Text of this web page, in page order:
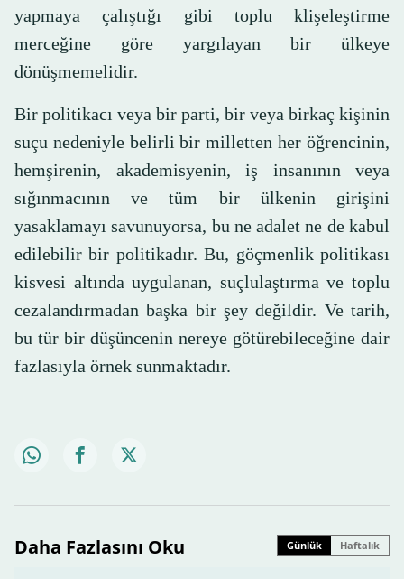
yapmaya çalıştığı gibi toplu klişeleştirme
merceğine göre yargılayan bir ülkeye
dönüşmemelidir.
Bir politikacı veya bir parti, bir veya birkaç kişinin
suçu nedeniyle belirli bir milletten her öğrencinin,
hemşirenin, akademisyenin, iş insanının veya
sığınmacının ve tüm bir ülkenin girişini
yasaklamayı savunuyorsa, bu ne adalet ne de kabul
edilebilir bir politikadır. Bu, göçmenlik politikası
kisvesi altında uygulanan, suçlulaştırma ve toplu
cezalandırmadan başka bir şey değildir. Ve tarih,
bu tür bir düşüncenin nereye götürebileceğine dair
fazlasıyla örnek sunmaktadır.
Daha Fazlasını Oku Günlük Haftalık